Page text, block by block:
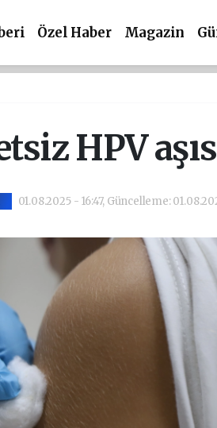
Özel Haber Magazin
HPV
01.08.2025 - 16:47, Güncelleme: